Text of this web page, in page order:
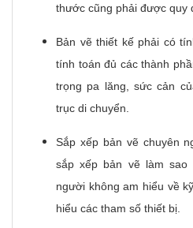
thước cũng phải được quy
Bản vẽ thiết kế phải có
tính toán đủ các thành
trọng pa lăng, sức cản
trục di chuyển.
Sắp xếp bản vẽ chuyên
sắp xếp bản vẽ làm sao
người không am hiểu về
hiểu các tham số thiết bị.